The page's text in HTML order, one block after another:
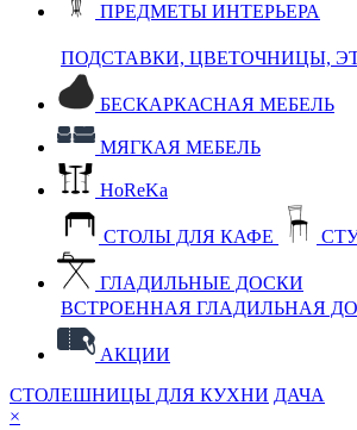
ПРЕДМЕТЫ ИНТЕРЬЕРА
ПОДСТАВКИ, ЦВЕТОЧНИЦЫ,
БЕСКАРКАСНАЯ МЕБЕЛЬ
МЯГКАЯ МЕБЕЛЬ
HoReKa
СТОЛЫ ДЛЯ КАФЕ
ГЛАДИЛЬНЫЕ ДОСКИ
ВСТРОЕННАЯ ГЛАДИЛЬНАЯ
АКЦИИ
СТОЛЕШНИЦЫ ДЛЯ КУХНИ ДАЧА
×